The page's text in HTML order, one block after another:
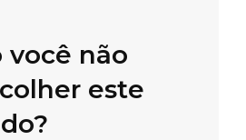
você não
este